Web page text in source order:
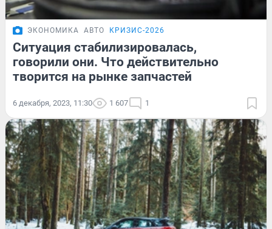
ЭКОНОМИКА АВТО КРИЗИС-2026
Ситуация стабилизировалась,
говорили они. Что действительно
творится на рынке запчастей
6 декабря, 2023, 11:30 1 607 1